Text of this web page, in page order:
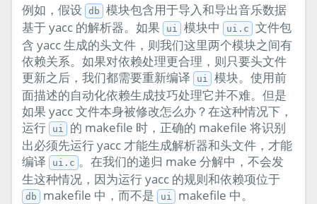
例如，假设
db
模块包含用于导入和导出音乐数据
基于 yacc 的解析器。如果
ui 模块中 ui.c
文件包
含 yacc 生成的头文件，则我们这里两个模块之间有
依赖关系。如果对依赖处理更合理，则只要头文件
更新之后，我们都需要重新编译
ui
模块。使用前
面描述的自动化依赖生成技巧处理它并不难。但是
如果 yacc 文件本身被修改怎么办？在这种情况下，
运行
ui
的 makefile 时，正确的 makefile 将识别
出必须先运行 yacc 才能生成解析器和头文件，才能
编译
ui.c 。在我们的递归 make 分解中，不会发
生这种情况，因为运行 yacc 的规则和依赖项位于
db makefile 中，而不是 ui
makefile 中。